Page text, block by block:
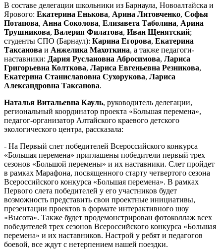
В составе делегации школьники из Барнаула, Новоалтайска и
Ярового: Екатерина Енькова, Арина Литовченко, Софья
Потапова, Анна Соколова, Елизавета Таболина, Арина
Трушникова, Валерия Филатова, Иван Щенятский;
студенты СПО (Барнаул): Карина Егорова, Екатерина
Таксанова и Анжелика Махоткина, а также педагоги-
наставники: Дария Руслановна Абросимова, Лариса
Григорьевна Колткова, Лариса Евгеньевна Резникова,
Екатерина Станиславовна Сухорукова, Лариса
Александровна Таксанова.
Наталья Витальевна Кауль, руководитель делегации,
региональный координатор проекта «Большая перемена»,
педагог-организатор Алтайского краевого детского
экологического центра, рассказала:
- На Первый слет победителей Всероссийского конкурса
«Большая перемена» приглашены победители первый трех
сезонов «Большой перемены» и их наставники. Слет пройдет
в рамках Марафона, посвященного старту четвертого сезона
Всероссийского конкурса «Большая перемена». В рамках
Первого слета победителей у его участников будет
возможность представить свои проектные инициативы,
презентации проектов в формате интерактивного шоу
«Высота». Также будет продемонстрирован фотоколлаж всех
победителей трех сезонов Всероссийского конкурса «Большая
перемена» и их наставников. Настрой у ребят и педагогов
боевой, все ждут с нетерпением нашей поездки.